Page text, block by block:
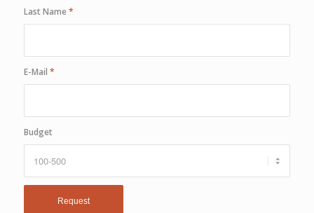
Last Name *
E-Mail *
Budget